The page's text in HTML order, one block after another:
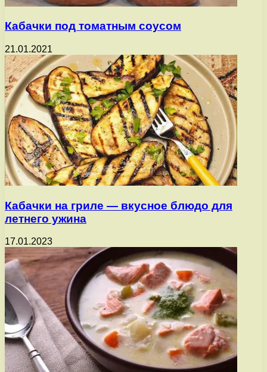
Кабачки под томатным соусом
21.01.2021
Кабачки на гриле — вкусное блюдо для
летнего ужина
17.01.2023